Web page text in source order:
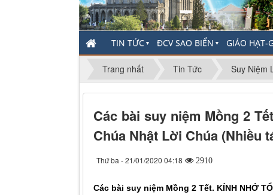
TIN TỨC ▼ ĐCV SAO BIỂN ▼ GIÁO HẠT-
Trang nhất Tin Tức Suy Niệm
Các bài suy niệm Mồng 2
Chúa Nhật Lời Chúa (Nhiều
Thứ ba - 21/01/2020 04:18 2910
Các bài suy niệm Mồng 2 Tết. KÍNH NHỚ